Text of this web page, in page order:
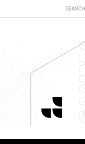
SEARCH